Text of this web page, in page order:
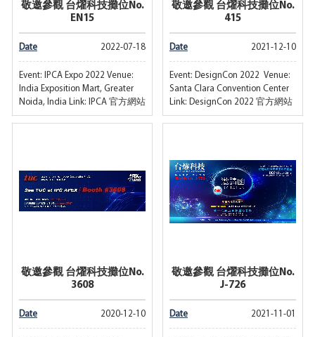
敬邀參觀 台燿科技攤位No.
EN15
Date 2022-07-18
Event: IPCA Expo 2022 Venue:
India Exposition Mart, Greater
Noida, India Link: IPCA 官方網站
敬邀參觀 台燿科技攤位No.
415
Date 2021-12-10
Event: DesignCon 2022 Venue:
Santa Clara Convention Center
Link: DesignCon 2022 官方網站
敬邀參觀 台燿科技攤位No.
3608
Date 2020-12-10
敬邀參觀 台燿科技攤位No.
J-726
Date 2021-11-01